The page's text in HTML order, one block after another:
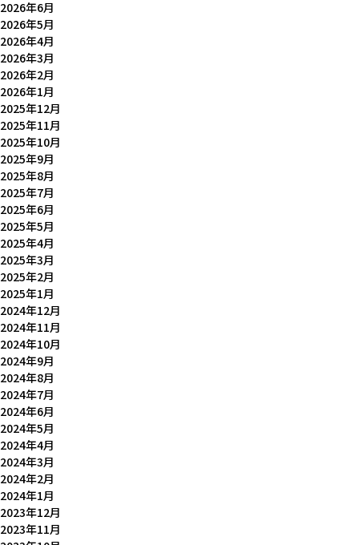
2026年6月
2026年5月
2026年4月
2026年3月
2026年2月
2026年1月
2025年12月
2025年11月
2025年10月
2025年9月
2025年8月
2025年7月
2025年6月
2025年5月
2025年4月
2025年3月
2025年2月
2025年1月
2024年12月
2024年11月
2024年10月
2024年9月
2024年8月
2024年7月
2024年6月
2024年5月
2024年4月
2024年3月
2024年2月
2024年1月
2023年12月
2023年11月